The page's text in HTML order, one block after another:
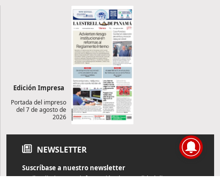
Edición Impresa
Portada del impreso
del 7 de agosto de
2026
NEWSLETTER
Suscríbase a nuestro newsletter
Reciba diariamente información de actualidad directamente en